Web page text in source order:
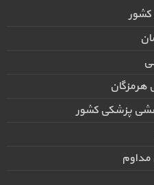
هرمزگان
پزشکی کشور